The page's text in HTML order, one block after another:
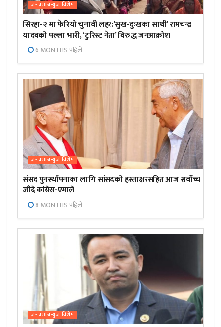
जनप्रभाबन्युज विशेष
सिरहा-२ मा फेरियो चुनावी लहर:’सुख-दुःखका साथी’ रामचन्द्र
यादवको पल्ला भारी, ‘टुरिस्ट नेता’ विरुद्ध जनआक्रोश
6 MONTHS पहिले
जनप्रभाबन्युज विशेष
संसद पुनर्स्थापनाका लागि सांसदको हस्ताक्षरसहित आज सर्वोच्च
जाँदै कांग्रेस-एमाले
8 MONTHS पहिले
जनप्रभाबन्युज विशेष